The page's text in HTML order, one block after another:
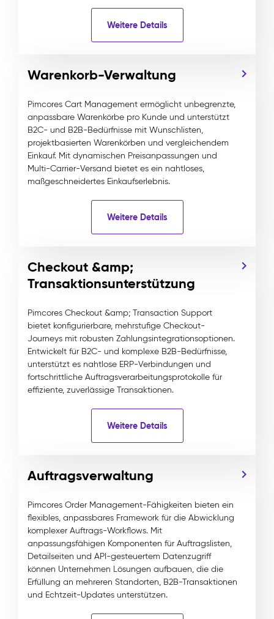
Weitere Details
Warenkorb-Verwaltung
Pimcores Cart Management ermöglicht unbegrenzte,
anpassbare Warenkörbe pro Kunde und unterstützt
B2C- und B2B-Bedürfnisse mit Wunschlisten,
projektbasierten Warenkörben und vergleichendem
Einkauf. Mit dynamischen Preisanpassungen und
Multi-Carrier-Versand bietet es ein nahtloses,
maßgeschneidertes Einkaufserlebnis.
Weitere Details
Checkout &amp;
Transaktionsunterstützung
Pimcores Checkout &amp; Transaction Support
bietet konfigurierbare, mehrstufige Checkout-
Journeys mit robusten Zahlungsintegrationsoptionen.
Entwickelt für B2C- und komplexe B2B-Bedürfnisse,
unterstützt es nahtlose ERP-Verbindungen und
fortschrittliche Auftragsverarbeitungsprotokolle für
effiziente, zuverlässige Transaktionen.
Weitere Details
Auftragsverwaltung
Pimcores Order Management-Fähigkeiten bieten ein
flexibles, anpassbares Framework für die Abwicklung
komplexer Auftrags-Workflows. Mit
anpassungsfähigen Komponenten für Auftragslisten,
Detailseiten und API-gesteuertem Datenzugriff
können Unternehmen Lösungen aufbauen, die die
Erfüllung an mehreren Standorten, B2B-Transaktionen
und Echtzeit-Updates unterstützen.